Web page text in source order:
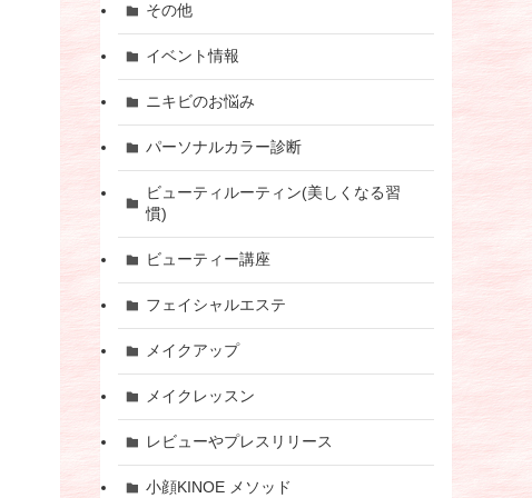
その他
イベント情報
ニキビのお悩み
パーソナルカラー診断
ビューティルーティン(美しくなる習
慣)
ビューティー講座
フェイシャルエステ
メイクアップ
メイクレッスン
レビューやプレスリリース
小顔KINOE メソッド